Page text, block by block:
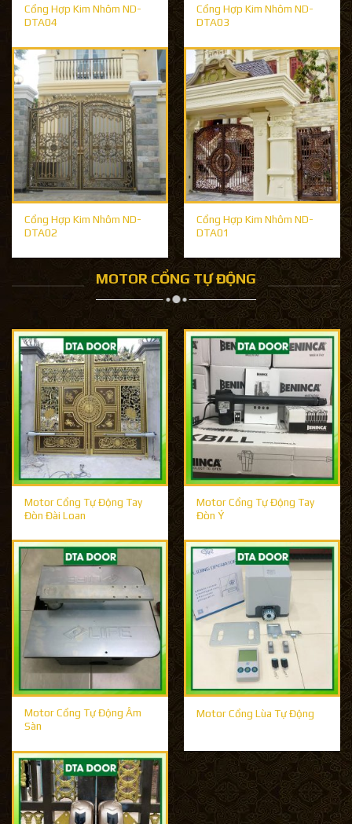
Cổng Hợp Kim Nhôm ND-
DTA04
Cổng Hợp Kim Nhôm ND-
DTA03
Cổng Hợp Kim Nhôm ND-
DTA02
Cổng Hợp Kim Nhôm ND-
DTA01
MOTOR CỔNG TỰ ĐỘNG
Motor Cổng Tự Động Tay
Đòn Đài Loan
Motor Cổng Tự Động Tay
Đòn Ý
Motor Cổng Tự Động Âm
Sàn
Motor Cổng Lùa Tự Động